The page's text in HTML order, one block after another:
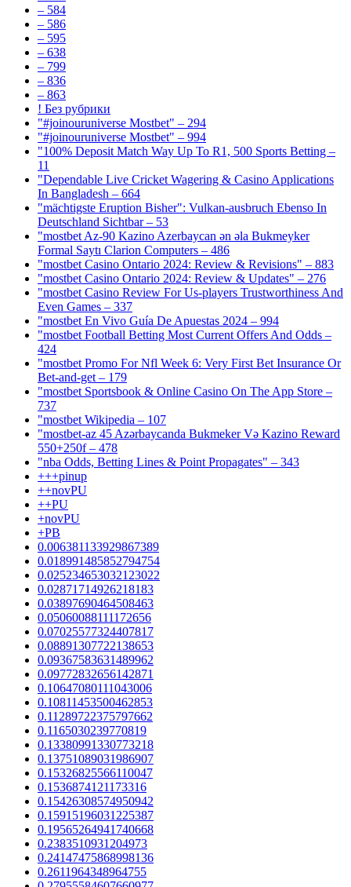
– 584
– 586
– 595
– 638
– 799
– 836
– 863
! Без рубрики
"#joinouruniverse Mostbet" – 294
"#joinouruniverse Mostbet" – 994
"100% Deposit Match Way Up To R1, 500 Sports Betting –
11
"Dependable Live Cricket Wagering & Casino Applications
In Bangladesh – 664
"mächtigste Eruption Bisher": Vulkan-ausbruch Ebenso In
Deutschland Sichtbar – 53
"mostbet Az-90 Kazino Azerbaycan ən əla Bukmeyker
Formal Saytı Clarion Computers – 486
"mostbet Casino Ontario 2024: Review & Revisions" – 883
"mostbet Casino Ontario 2024: Review & Updates" – 276
"mostbet Casino Review For Us-players Trustworthiness And
Even Games – 337
"mostbet En Vivo Guía De Apuestas 2024 – 994
"mostbet Football Betting Most Current Offers And Odds –
424
"mostbet Promo For Nfl Week 6: Very First Bet Insurance Or
Bet-and-get – 179
"‎mostbet Sportsbook & Online Casino On The App Store –
737
"mostbet Wikipedia – 107
"mostbet-az 45 Azərbaycanda Bukmeker Və Kazino Reward
550+250f – 478
"nba Odds, Betting Lines & Point Propagates" – 343
+++pinup
++novPU
++PU
+novPU
+PB
0.006381133929867389
0.018991485852794754
0.025234653032123022
0.02871714926218183
0.03897690464508463
0.05060088111172656
0.07025577324407817
0.08891307722138653
0.09367583631489962
0.09772832656142871
0.10647080111043006
0.10811453500462853
0.11289722375797662
0.1165030239770819
0.13380991330773218
0.13751089031986907
0.15326825566110047
0.1536874121173316
0.15426308574950942
0.15915196031225387
0.19565264941740668
0.2383510931204973
0.24147475868998136
0.2611964348964755